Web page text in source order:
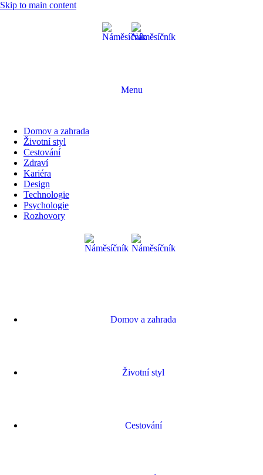
Skip to main content
Menu
Domov a zahrada
Životní styl
Cestování
Zdraví
Kariéra
Design
Technologie
Psychologie
Rozhovory
Domov a zahrada
Životní styl
Cestování